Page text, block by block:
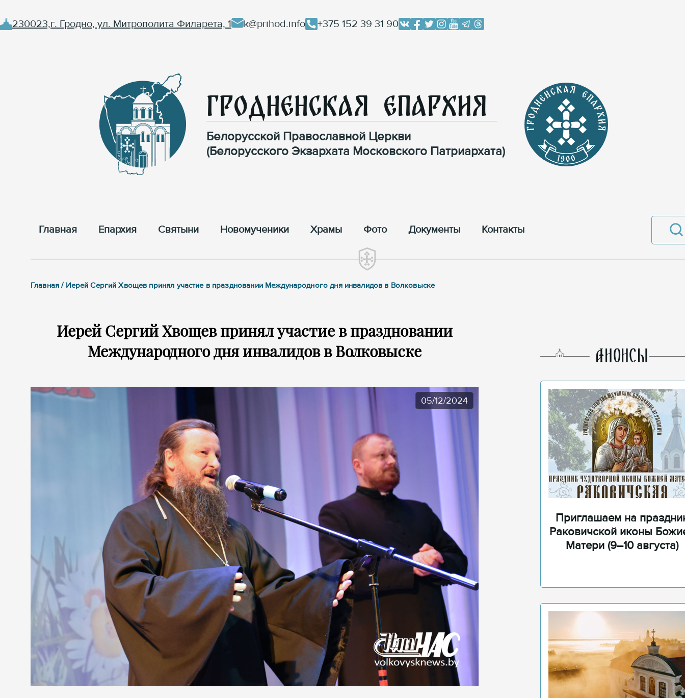
230023,г. Гродно, ул. Митрополита Филарета, 1 k@prihod.info +375 152 39 31 90
Гродненская Епархия
Белорусской Православной Церкви
(Белорусского Экзархата Московского Патриархата)
Главная Епархия Cвятыни Новомученики Храмы Фото Документы Контакты
Главная / Иерей Сергий Хвощев принял участие в праздновании Международного дня инвалидов в Волковыске
Иерей Сергий Хвощев принял участие в праздновании
Международного дня инвалидов в Волковыске
05/12/2024
AНОНСЫ
Приглашаем на
Раковичской иконы
Матери (9–10 августа)